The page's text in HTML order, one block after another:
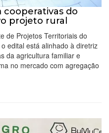
cooperativas do
projeto rural
de Projetos Territoriais do
edital está alinhado à diretriz
da agricultura familiar e
no mercado com agregação